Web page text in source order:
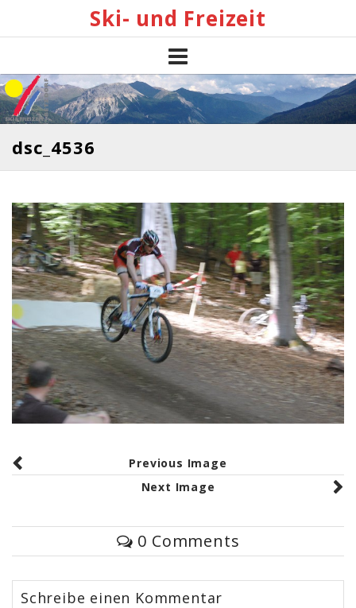
Ski- und Freizeit
dsc_4536
Previous Image
Next Image
0 Comments
Schreibe einen Kommentar